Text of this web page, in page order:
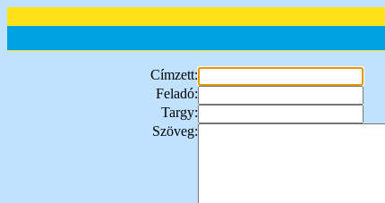
Címzett:
Feladó:
Targy:
Szöveg: